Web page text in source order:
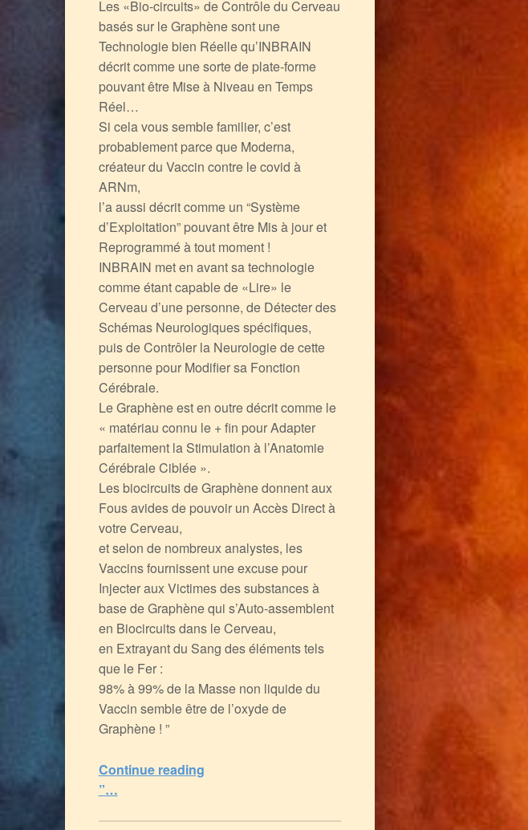
Les «Bio-circuits» de Contrôle du Cerveau
basés sur le Graphène sont une
Technologie bien Réelle qu’INBRAIN
décrit comme une sorte de plate-forme
pouvant être Mise à Niveau en Temps
Réel…
Si cela vous semble familier, c’est
probablement parce que Moderna,
créateur du Vaccin contre le covid à
ARNm,
l’a aussi décrit comme un “Système
d’Exploitation” pouvant être Mis à jour et
Reprogrammé à tout moment !
INBRAIN met en avant sa technologie
comme étant capable de «Lire» le
Cerveau d’une personne, de Détecter des
Schémas Neurologiques spécifiques,
puis de Contrôler la Neurologie de cette
personne pour Modifier sa Fonction
Cérébrale.
Le Graphène est en outre décrit comme le
« matériau connu le + fin pour Adapter
parfaitement la Stimulation à l’Anatomie
Cérébrale Ciblée ».
Les biocircuits de Graphène donnent aux
Fous avides de pouvoir un Accès Direct à
votre Cerveau,
et selon de nombreux analystes, les
Vaccins fournissent une excuse pour
Injecter aux Victimes des substances à
base de Graphène qui s’Auto-assemblent
en Biocircuits dans le Cerveau,
en Extrayant du Sang des éléments tels
que le Fer :
98% à 99% de la Masse non liquide du
Vaccin semble être de l’oxyde de
Graphène ! ”
Continue reading
“Les Inoculés à coup d’ARNm ont du souci à se faire : le Graphène facilite le Contrôle Neuro-Electronique de votre Cerveau (et de votre Corps)
”…